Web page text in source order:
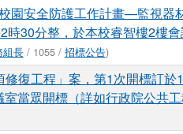
園安全防護工作計畫—監視器
30分整，於本校睿智樓2樓
組長/ 1055 / 招標公告)
復工程」案，第1次開標訂於
當眾開標（詳如行政院公共